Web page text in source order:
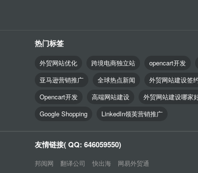
热门标签
外贸网站优化 跨境电商独立站 opencart开发
亚马逊营销推广
全球热点新闻 外贸网站建设签
Opencart开发
高端网站建设 外贸网站建设哪家
Google Shopping
LinkedIn领英营销推广
友情链接( QQ: 646059550)
邦阅网 翻译公司 快出海 网易外贸通